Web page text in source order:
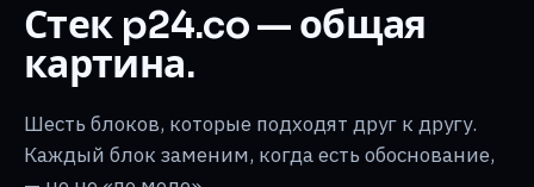
Стек p24.co — общая
картина.
Шесть блоков, которые подходят друг к другу.
Каждый блок заменим, когда есть обоснование,